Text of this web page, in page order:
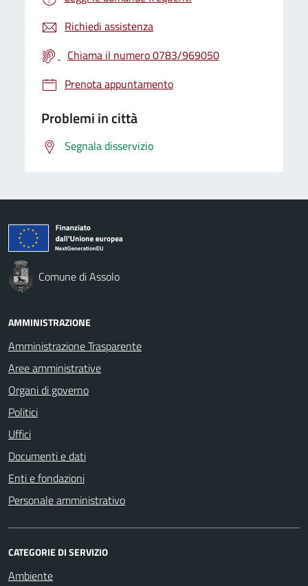
Richiedi assistenza
Chiama il numero 0783/969050
Prenota appuntamento
Problemi in città
Segnala disservizio
Comune di Assolo
AMMINISTRAZIONE
Amministrazione Trasparente
Aree amministrative
Organi di governo
Politici
Uffici
Documenti e dati
Enti e fondazioni
Personale amministrativo
CATEGORIE DI SERVIZIO
Ambiente